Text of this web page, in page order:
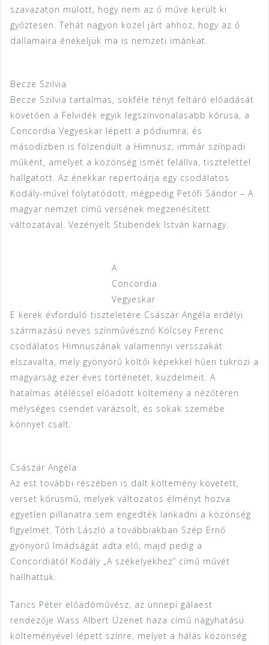
szavazaton múlott, hogy nem az ő műve került ki
győztesen. Tehát nagyon közel járt ahhoz, hogy az ő
dallamaira énekeljük ma is nemzeti imánkat.
Becze Szilvia
Becze Szilvia tartalmas, sokféle tényt feltáró előadását
követően a Felvidék egyik legszínvonalasabb kórusa, a
Concordia Vegyeskar lépett a pódiumra, és
másodízben is fölzendült a Himnusz, immár színpadi
műként, amelyet a közönség ismét felállva, tisztelettel
hallgatott. Az énekkar repertoárja egy csodálatos
Kodály-művel folytatódott, mégpedig Petőfi Sándor – A
magyar nemzet című versének megzenésített
változatával. Vezényelt Stubendek István karnagy.
A
Concordia
Vegyeskar
E kerek évforduló tiszteletére Császár Angéla erdélyi
származású neves színművésznő Kölcsey Ferenc
csodálatos Himnuszának valamennyi versszakát
elszavalta, mely gyönyörű költői képekkel hűen tükrözi a
magyarság ezer éves történetét, küzdelmeit. A
hatalmas átéléssel előadott költemény a nézőtéren
mélységes csendet varázsolt, és sokak szemébe
könnyet csalt.
Császár Angéla
Az est további részében is dalt költemény követett,
verset kórusmű, melyek változatos élményt hozva
egyetlen pillanatra sem engedték lankadni a közönség
figyelmét. Tóth László a továbbiakban Szép Ernő
gyönyörű Imádságát adta elő, majd pedig a
Concordiától Kodály „A székelyekhez” című művét
hallhattuk.
Tarics Péter előadóművész, az ünnepi gálaest
rendezője Wass Albert Üzenet haza című nagyhatású
költeményével lépett színre, melyet a hálás közönség